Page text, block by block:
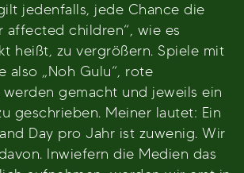
jedenfalls, jede Chance die
affected children“, wie es
heißt, zu vergrößern. Spiele mit
also „Noh Gulu“, rote
gemacht und jeweils ein
geschrieben. Meiner lautet: Ein
Day pro Jahr ist zuwenig. Wir
Inwiefern die Medien das